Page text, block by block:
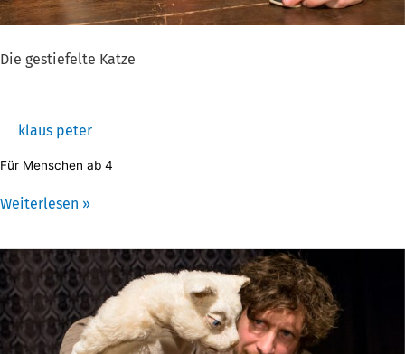
Die gestiefelte Katze
klaus peter
Für Menschen ab 4
Weiterlesen »
Die
gestiefelte
Katze